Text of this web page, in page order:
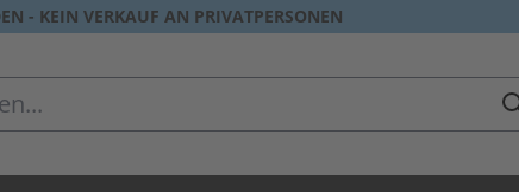
- KEIN VERKAUF AN PRIVATPERSONEN